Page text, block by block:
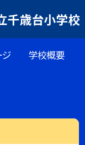
千歳台小学校
ジ 学校概要